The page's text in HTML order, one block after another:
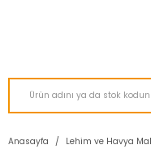
Anasayfa Lehim ve Havya